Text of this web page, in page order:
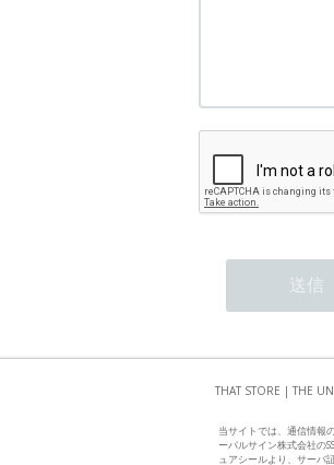
THAT STORE | THE
当サイトでは、通信情報
ーバルサイン株式会社の
ュアシールより、サーバ